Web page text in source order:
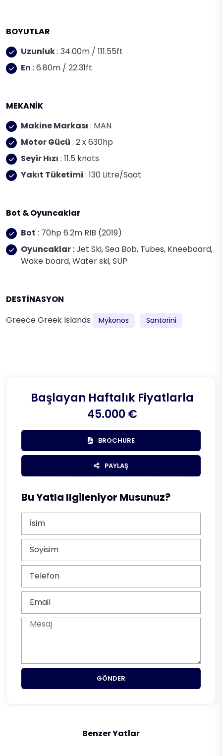
BOYUTLAR
Uzunluk: 34.00m / 111.55ft
En : 6.80m / 22.31ft
MEKANİK
Makine Markası : MAN
Motor Gücü : 2 x 630hp
Seyir Hızı : 11.5 knots
Yakıt Tüketimi : 130 Litre/Saat
Bot & Oyuncaklar
Bot : 70hp 6.2m RIB (2019)
Oyuncaklar: Jet Ski, Sea Bob, Tubes, Kneeboard,
Wake board, Water ski, SUP
DESTİNASYON
GreeceGreek Islands Mykonos Santorini
Başlayan Haftalık Fiyatlarla
45.000 €
BROCHURE
PAYLAŞ
Bu Yatla Ilgileniyor Musunuz?
GÖNDER
Benzer Yatlar